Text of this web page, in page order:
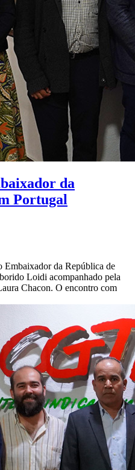
da
Portugal
Embaixador da República de
Loidi acompanhado pela
Chacon. O encontro com